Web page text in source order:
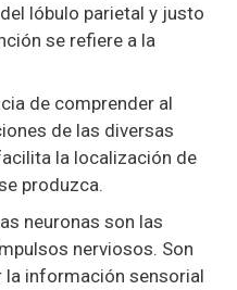
lóbulo parietal y justo
se refiere a la
de comprender al
de las diversas
la localización de
produzca.
neuronas son las
nerviosos. Son
información sensorial